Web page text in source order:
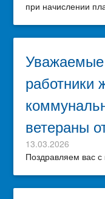
при начислении
Уважаемые
работники
ветераны
13.03.2026
Поздравляем вас